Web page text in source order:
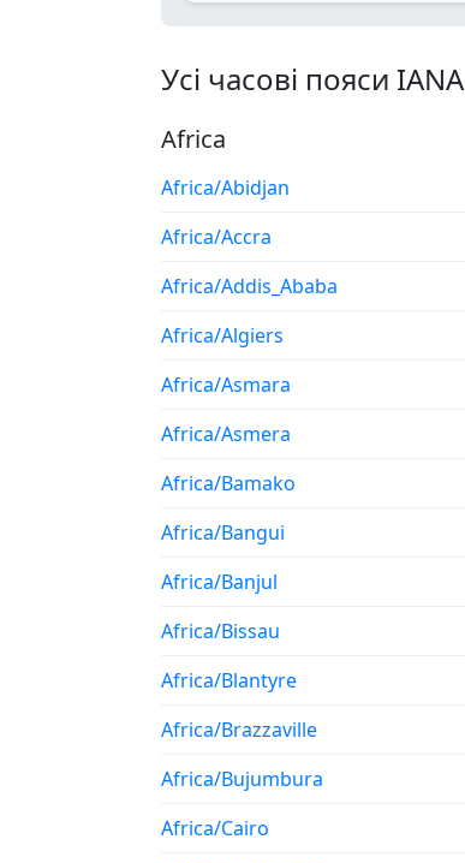
Усі часові пояси IANA
Africa
Africa/Abidjan
Africa/Accra
Africa/Addis_Ababa
Africa/Algiers
Africa/Asmara
Africa/Asmera
Africa/Bamako
Africa/Bangui
Africa/Banjul
Africa/Bissau
Africa/Blantyre
Africa/Brazzaville
Africa/Bujumbura
Africa/Cairo